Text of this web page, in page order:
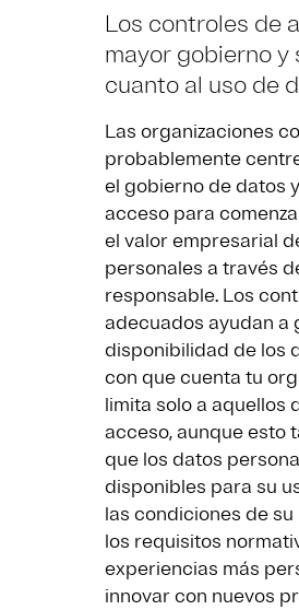
Los controles de
mayor gobierno y
cuanto al uso de
Las organizaciones
probablemente
el gobierno de datos
acceso para
el valor empresarial
personales a través
responsable. Los
adecuados ayudan a
disponibilidad de los
con que cuenta tu
limita solo a aquellos
acceso, aunque esto
que los datos
disponibles para su
las condiciones de su
los requisitos
experiencias más
innovar con nuevos